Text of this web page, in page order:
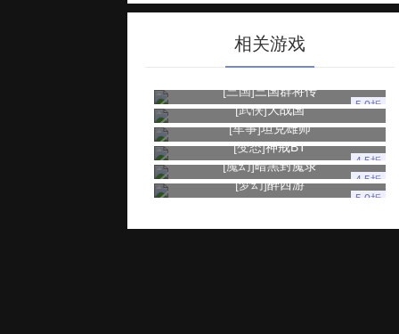
相关游戏
[三国]三国群将传
5.0折
[武侠]大战国
[军事]坦克雄师
[变态]神戒BT
4.5折
[魔幻]暗黑封魔录
4.5折
[梦幻]醉西游
5.0折